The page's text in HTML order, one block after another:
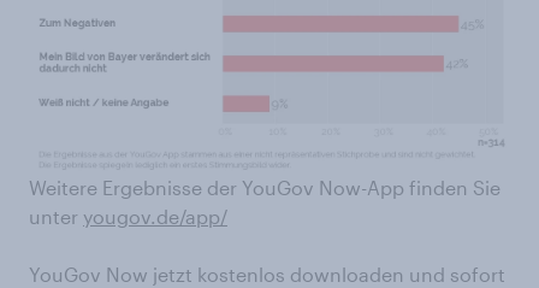
Weitere Ergebnisse der YouGov Now-App finden Sie
unter yougov.de/app/
YouGov Now jetzt kostenlos downloaden und sofort